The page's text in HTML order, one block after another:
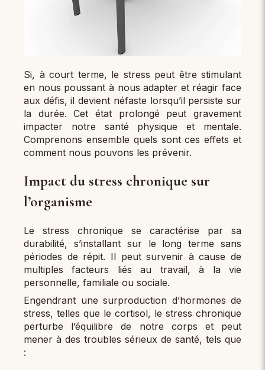
Si, à court terme, le stress peut être stimulant
en nous poussant à nous adapter et réagir face
aux défis, il devient néfaste lorsqu’il persiste sur
la durée. Cet état prolongé peut gravement
impacter notre santé physique et mentale.
Comprenons ensemble quels sont ces effets et
comment nous pouvons les prévenir.
Impact du stress chronique sur
l’organisme
Le stress chronique se caractérise par sa
durabilité, s’installant sur le long terme sans
périodes de répit. Il peut survenir à cause de
multiples facteurs liés au travail, à la vie
personnelle, familiale ou sociale.
Engendrant une surproduction d’hormones de
stress, telles que le cortisol, le stress chronique
perturbe l’équilibre de notre corps et peut
mener à des troubles sérieux de santé, tels que
: